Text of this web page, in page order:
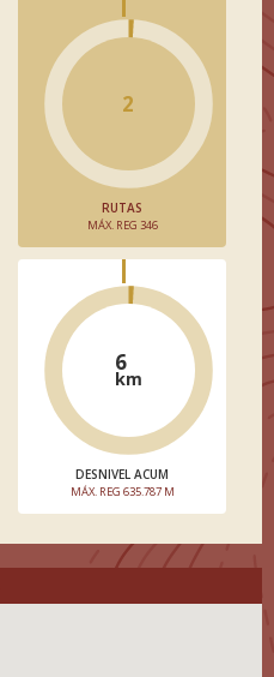
2
RUTAS
MÁX. REG 346
6
km
DESNIVEL ACUM
MÁX. REG 635.787 M